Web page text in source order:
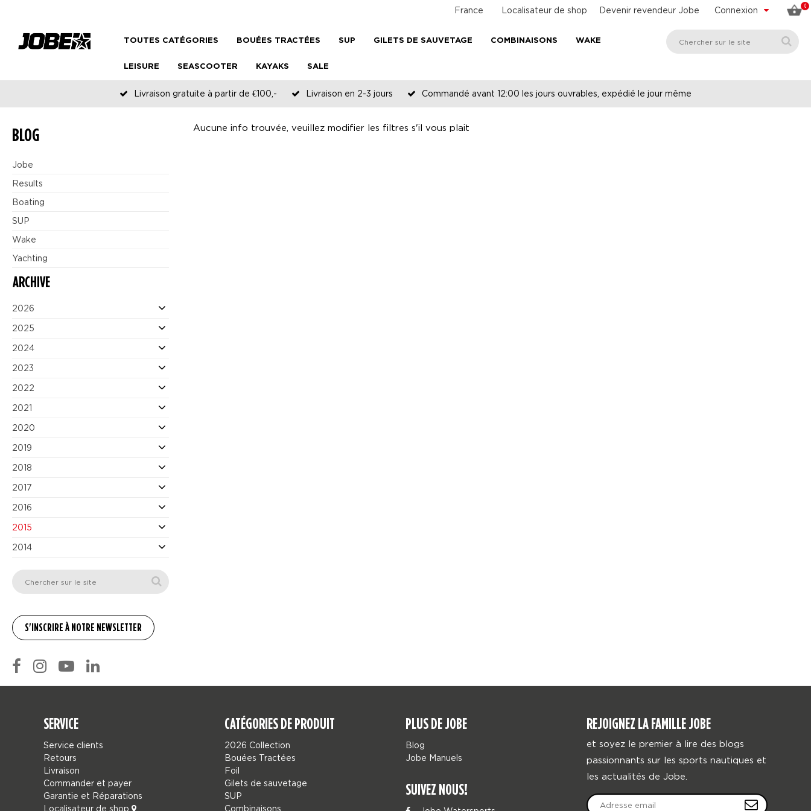
0
Connexion
Devenir revendeur Jobe
Localisateur de shop
France
TOUTES CATÉGORIES BOUÉES TRACTÉES SUP GILETS DE SAUVETAGE COMBINAISONS WAKE
LEISURE SEASCOOTER KAYAKS SALE
Livraison gratuite à partir de €100,- Livraison en 2-3 jours Commandé avant 12:00 les jours ouvrables, expédié le jour même
BLOG
Jobe
Results
Boating
SUP
Wake
Yachting
ARCHIVE
2026
2025
2024
2023
2022
2021
2020
2019
2018
2017
2016
2015
2014
Aucune info trouvée, veuillez modifier les filtres s'il vous plait
SERVICE
Service clients
Retours
Livraison
Commander et payer
Garantie et Réparations
Localisateur de shop
CATÉGORIES DE PRODUIT
2026 Collection
Bouées Tractées
Foil
Gilets de sauvetage
SUP
Combinaisons
PLUS DE JOBE
Blog
Jobe Manuels
SUIVEZ NOUS!
REJOIGNEZ LA FAMILLE JOBE
et soyez le premier à lire des blogs
passionnants sur les sports nautiques et
les actualités de Jobe.